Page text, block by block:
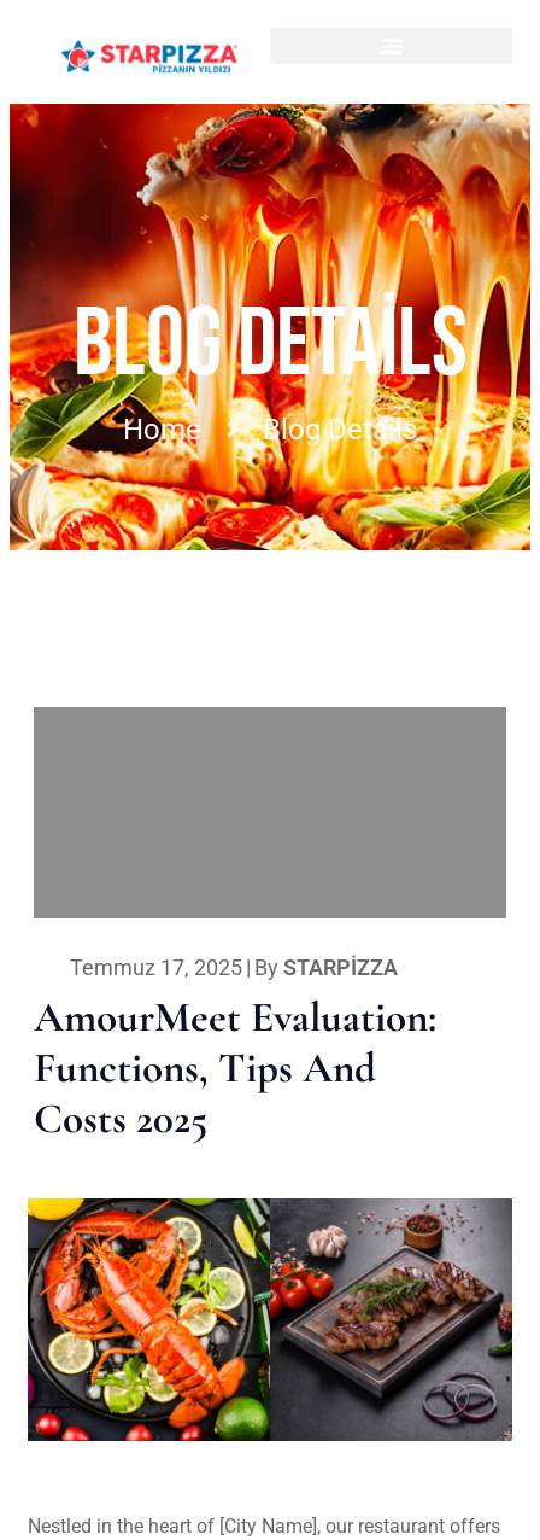
BLOG DETAILS
Home Blog Details
Temmuz 17, 2025| By STARPIZZA
AmourMeet Evaluation:
Functions, Tips And
Costs 2025
Nestled in the heart of [City Name], our restaurant offers